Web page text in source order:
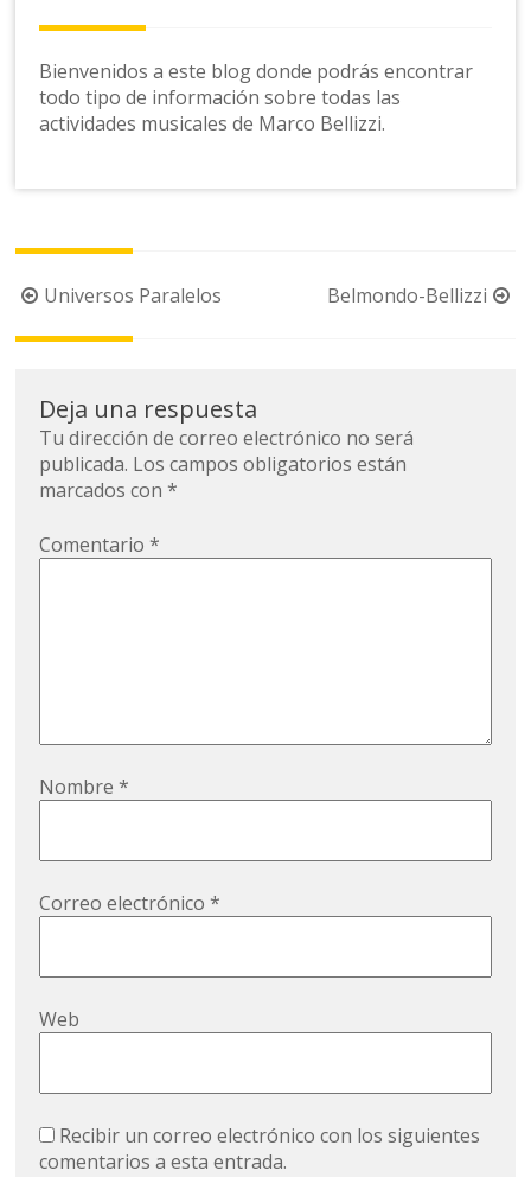
Bienvenidos a este blog donde podrás encontrar
todo tipo de información sobre todas las
actividades musicales de Marco Bellizzi.
Navegación
de
Universos Paralelos Belmondo-Bellizzi
Deja una respuesta
Tu dirección de correo electrónico no será
publicada. Los campos obligatorios están
marcados con*
Comentario*
Nombre*
Correo electrónico*
Web
Recibir un correo electrónico con los siguientes
comentarios a esta entrada.